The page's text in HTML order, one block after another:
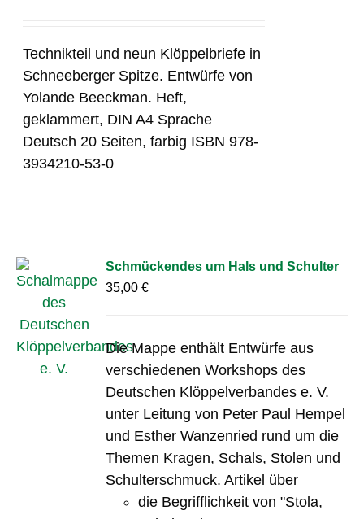
Technikteil und neun Klöppelbriefe in
Schneeberger Spitze. Entwürfe von
Yolande Beeckman. Heft,
geklammert, DIN A4 Sprache
Deutsch 20 Seiten, farbig ISBN 978-
3934210-53-0
Schmückendes um Hals und Schulter
35,00€
Die Mappe enthält Entwürfe aus
verschiedenen Workshops des
Deutschen Klöppelverbandes e. V.
unter Leitung von Peter Paul Hempel
und Esther Wanzenried rund um die
Themen Kragen, Schals, Stolen und
Schulterschmuck. Artikel über
die Begrifflichkeit von "Stola,